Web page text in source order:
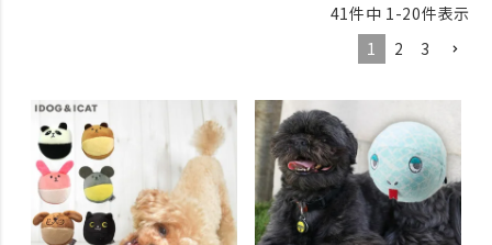
41件中 1 -20件表示
1
2 3